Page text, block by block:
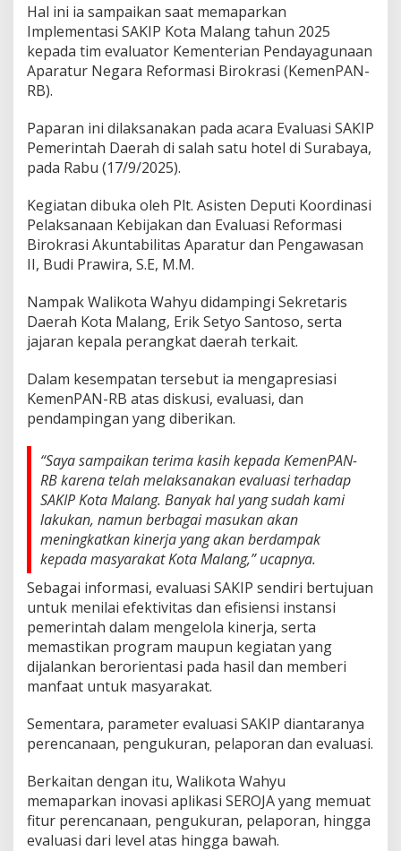
o
t
M
a
l
g
I
m
p
e
m
e
n
t
s
i
S
K
I
P
E
k
t
i
f
Hal ini ia sampaikan saat memaparkan
Implementasi SAKIP Kota Malang tahun 2025
kepada tim evaluator Kementerian Pendayagunaan
Aparatur Negara Reformasi Birokrasi (KemenPAN-
RB).
Paparan ini dilaksanakan pada acara Evaluasi SAKIP
Pemerintah Daerah di salah satu hotel di Surabaya,
pada Rabu (17/9/2025).
Kegiatan dibuka oleh Plt. Asisten Deputi Koordinasi
Pelaksanaan Kebijakan dan Evaluasi Reformasi
Birokrasi Akuntabilitas Aparatur dan Pengawasan
II, Budi Prawira, S.E, M.M.
Nampak Walikota Wahyu didampingi Sekretaris
Daerah Kota Malang, Erik Setyo Santoso, serta
jajaran kepala perangkat daerah terkait.
Dalam kesempatan tersebut ia mengapresiasi
KemenPAN-RB atas diskusi, evaluasi, dan
pendampingan yang diberikan.
“Saya sampaikan terima kasih kepada KemenPAN-
RB karena telah melaksanakan evaluasi terhadap
SAKIP Kota Malang. Banyak hal yang sudah kami
lakukan, namun berbagai masukan akan
meningkatkan kinerja yang akan berdampak
kepada masyarakat Kota Malang,” ucapnya.
Sebagai informasi, evaluasi SAKIP sendiri bertujuan
untuk menilai efektivitas dan efisiensi instansi
pemerintah dalam mengelola kinerja, serta
memastikan program maupun kegiatan yang
dijalankan berorientasi pada hasil dan memberi
manfaat untuk masyarakat.
Sementara, parameter evaluasi SAKIP diantaranya
perencanaan, pengukuran, pelaporan dan evaluasi.
Berkaitan dengan itu, Walikota Wahyu
memaparkan inovasi aplikasi SEROJA yang memuat
fitur perencanaan, pengukuran, pelaporan, hingga
evaluasi dari level atas hingga bawah.